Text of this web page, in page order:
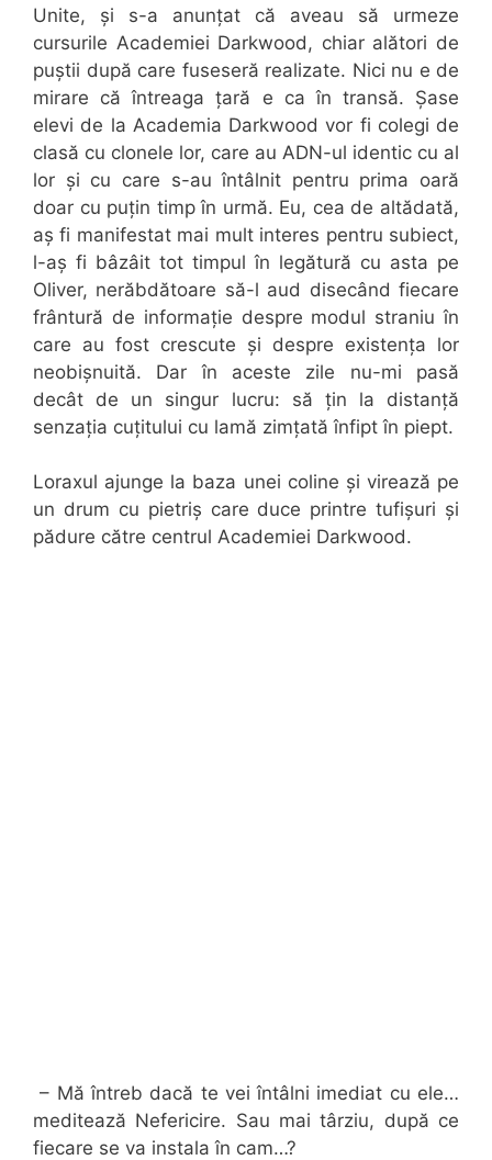
Unite, și s-a anunțat că aveau să urmeze
cursurile Academiei Darkwood, chiar alători de
puștii după care fuseseră realizate. Nici nu e de
mirare că întreaga țară e ca în transă. Șase
elevi de la Academia Darkwood vor fi colegi de
clasă cu clonele lor, care au ADN-ul identic cu al
lor și cu care s-au întâlnit pentru prima oară
doar cu puțin timp în urmă. Eu, cea de altădată,
aș fi manifestat mai mult interes pentru subiect,
l-aș fi bâzâit tot timpul în legătură cu asta pe
Oliver, nerăbdătoare să-l aud disecând fiecare
frântură de informație despre modul straniu în
care au fost crescute și despre existența lor
neobișnuită. Dar în aceste zile nu-mi pasă
decât de un singur lucru: să țin la distanță
senzația cuțitului cu lamă zimțată înfipt în piept.
Loraxul ajunge la baza unei coline și virează pe
un drum cu pietriș care duce printre tufișuri și
pădure către centrul Academiei Darkwood.
– Mă întreb dacă te vei întâlni imediat cu ele…
meditează Nefericire. Sau mai târziu, după ce
fiecare se va instala în cam…?